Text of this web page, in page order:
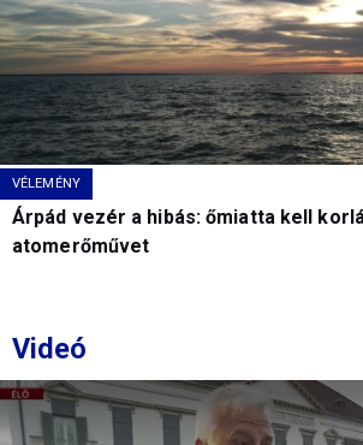
VÉLEMÉNY
Árpád vezér a hibás: őmiatta kell
atomerőművet
Videó